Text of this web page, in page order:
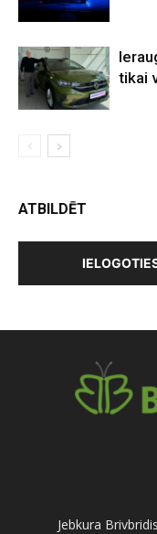
tikai
ATBILDĒT
Jebkura